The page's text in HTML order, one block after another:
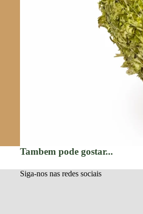
Tambem pode gostar...
Siga-nos nas redes sociais